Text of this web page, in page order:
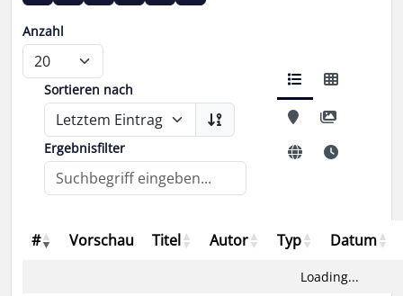
Anzahl
Sortieren nach
Ergebnisfilter
# Vorschau Titel Autor Typ Datum
Loading...